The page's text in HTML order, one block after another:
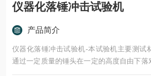
仪器化落锤冲击试验机
产品简介
仪器化落锤冲击试验机-本试验机主要测试
通过一定质量的锤头在一定的高度自由下落
高速率同步采集锤头对试样冲击接触后的